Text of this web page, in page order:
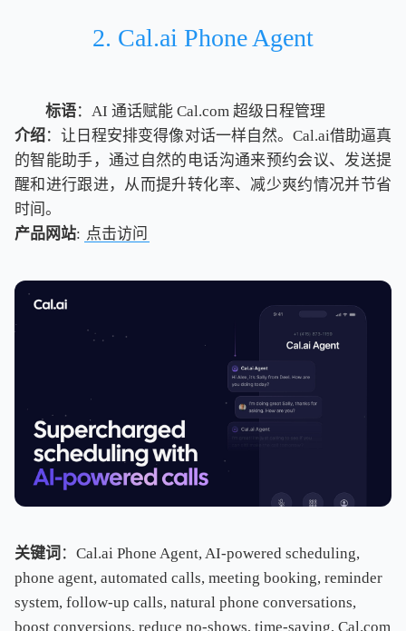
2. Cal.ai Phone Agent
标语：AI 通话赋能 Cal.com 超级日程管理
介绍：让日程安排变得像对话一样自然。Cal.ai借助逼真
的智能助手，通过自然的电话沟通来预约会议、发送提
醒和进行跟进，从而提升转化率、减少爽约情况并节省
时间。
产品网站: 点击访问
关键词 ：Cal.ai Phone Agent, AI-powered scheduling,
phone agent, automated calls, meeting booking, reminder
system, follow-up calls, natural phone conversations,
boost conversions, reduce no-shows, time-saving, Cal.com